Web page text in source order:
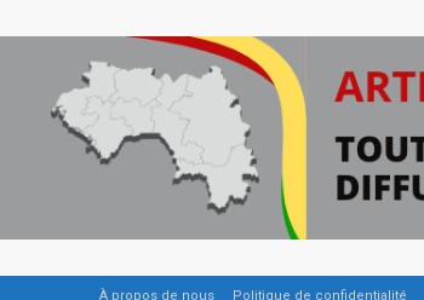
À propos de nous Politique de confidentialité